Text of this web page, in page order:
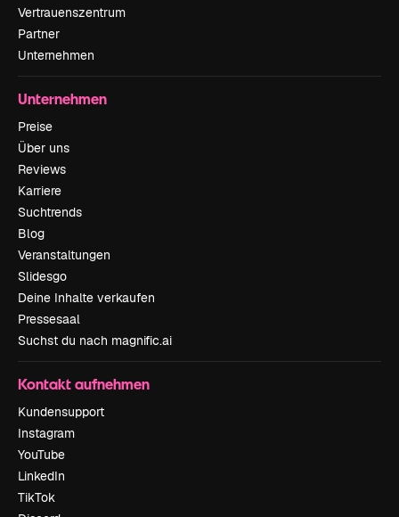
Vertrauenszentrum
Partner
Unternehmen
Unternehmen
Preise
Über uns
Reviews
Karriere
Suchtrends
Blog
Veranstaltungen
Slidesgo
Deine Inhalte verkaufen
Pressesaal
Suchst du nach magnific.ai
Kontakt aufnehmen
Kundensupport
Instagram
YouTube
LinkedIn
TikTok